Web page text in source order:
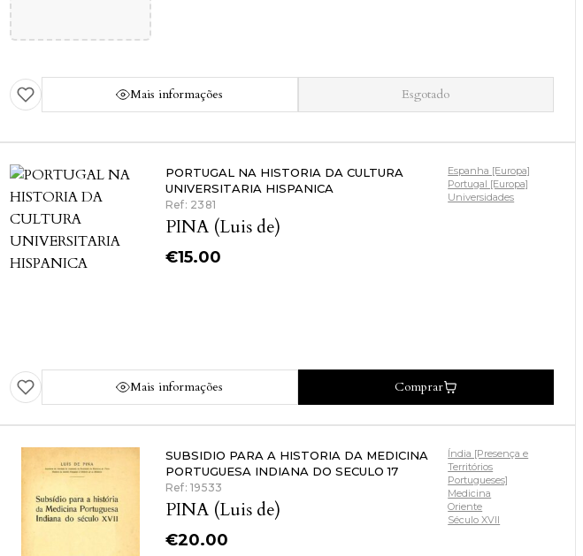
Mais informações Esgotado
PORTUGAL NA HISTORIA DA CULTURA
UNIVERSITARIA HISPANICA
Ref: 2381
PINA (Luis de)
€15.00
Espanha [Europa]
Portugal [Europa]
Universidades
Mais informações Comprar
SUBSIDIO PARA A HISTORIA DA MEDICINA
PORTUGUESA INDIANA DO SECULO 17
Ref: 19533
PINA (Luis de)
€20.00
Índia [Presença e
Territórios
Portugueses]
Medicina
Oriente
Século XVII